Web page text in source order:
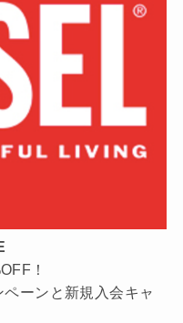
！
ーンと新規入会キャ